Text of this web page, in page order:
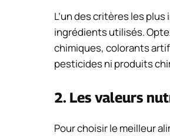
L’un des critères les
ingrédients utilisés.
chimiques, colorants
pesticides ni produits
2. Les valeurs
Pour choisir le meilleur